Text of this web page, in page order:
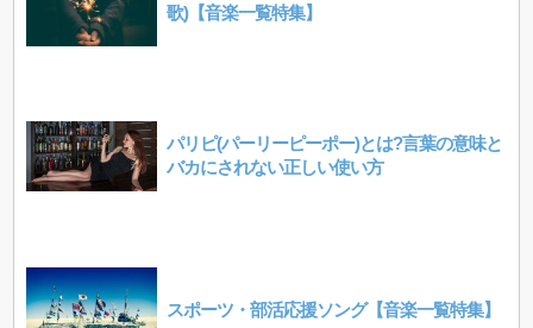
歌)【音楽一覧特集】
パリピ(パーリーピーポー)とは?言葉の意味と
バカにされない正しい使い方
スポーツ・部活応援ソング【音楽一覧特集】